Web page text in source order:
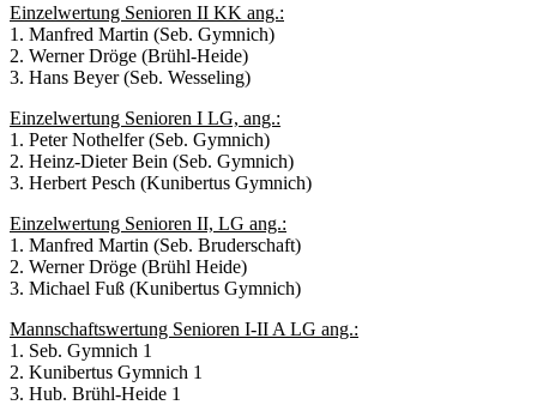
Einzelwertung Senioren II KK ang.:
1. Manfred Martin (Seb. Gymnich)
2. Werner Dröge (Brühl-Heide)
3. Hans Beyer (Seb. Wesseling)
Einzelwertung Senioren I LG, ang.:
1. Peter Nothelfer (Seb. Gymnich)
2. Heinz-Dieter Bein (Seb. Gymnich)
3. Herbert Pesch (Kunibertus Gymnich)
Einzelwertung Senioren II, LG ang.:
1. Manfred Martin (Seb. Bruderschaft)
2. Werner Dröge (Brühl Heide)
3. Michael Fuß (Kunibertus Gymnich)
Mannschaftswertung Senioren I-II A LG ang.:
1. Seb. Gymnich 1
2. Kunibertus Gymnich 1
3. Hub. Brühl-Heide 1